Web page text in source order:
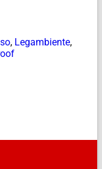
, Legambiente,